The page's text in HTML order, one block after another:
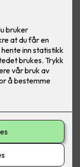
og
aldri vært mer